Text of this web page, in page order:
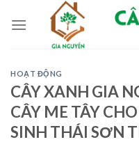
HOẠT ĐỘNG
CÂY XANH GIA
CÂY ME TÂY
SINH THÁI SƠN